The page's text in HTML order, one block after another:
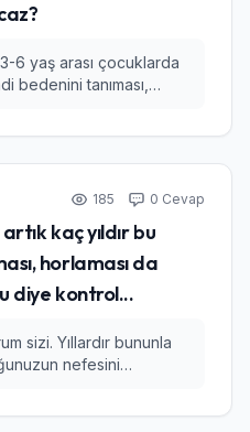
6 yaş arası çocuklarda
bedenini tanıması,
185 0 Cevap
kaç yıldır bu
horlaması da
diye kontrol...
sizi. Yıllardır bununla
nefesini